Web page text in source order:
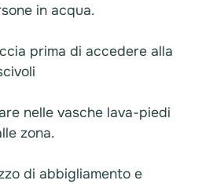
in acqua.
prima di accedere alla
nelle vasche lava-piedi
zona.
di abbigliamento e